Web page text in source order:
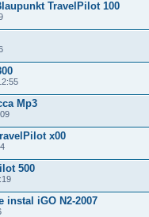
TravelPilot 100
Mp3
x00
500
instal iGO N2-2007